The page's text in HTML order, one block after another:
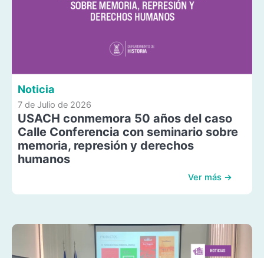
Noticia
7 de Julio de 2026
USACH conmemora 50 años del caso
Calle Conferencia con seminario sobre
memoria, represión y derechos
humanos
Ver más →